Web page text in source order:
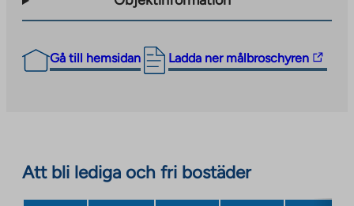
Gå till hemsidan Ladda ner målbroschyren
The
external
Att bli lediga och fri bostäder